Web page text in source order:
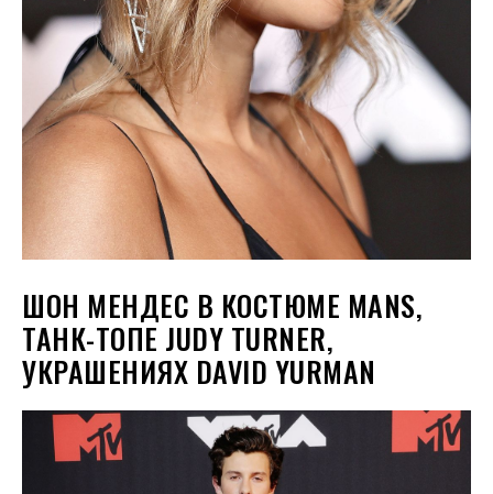
ШОН МЕНДЕС В КОСТЮМЕ MANS,
ТАНК-ТОПЕ JUDY TURNER,
УКРАШЕНИЯХ DAVID YURMAN